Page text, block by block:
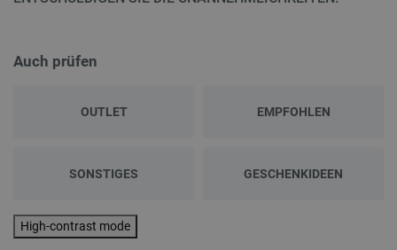
Auch prüfen
OUTLET EMPFOHLEN
SONSTIGES GESCHENKIDEEN
High-contrast mode